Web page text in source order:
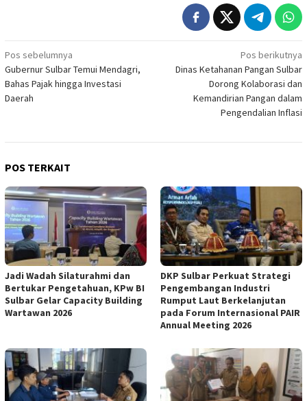
Navigasi
pos
Pos sebelumnya
Gubernur Sulbar Temui Mendagri,
Bahas Pajak hingga Investasi
Daerah
Pos berikutnya
Dinas Ketahanan Pangan Sulbar
Dorong Kolaborasi dan
Kemandirian Pangan dalam
Pengendalian Inflasi
POS TERKAIT
Jadi Wadah Silaturahmi dan
Bertukar Pengetahuan, KPw BI
Sulbar Gelar Capacity Building
Wartawan 2026
DKP Sulbar Perkuat Strategi
Pengembangan Industri
Rumput Laut Berkelanjutan
pada Forum Internasional PAIR
Annual Meeting 2026